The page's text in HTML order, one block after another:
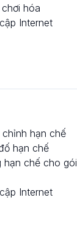
hóa
Internet
hạn chế
hạn chế
hạn chế cho gói
Internet